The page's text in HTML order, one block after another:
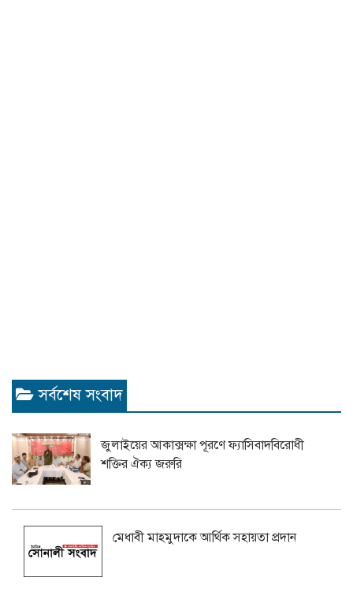
সর্বশেষ সংবাদ
জুলাইয়ের আকাক্সক্ষা পূরণে ফ্যাসিবাদবিরোধী
শক্তির ঐক্য জরুরি
মেধাবী মাহমুদাকে আর্থিক সহায়তা প্রদান